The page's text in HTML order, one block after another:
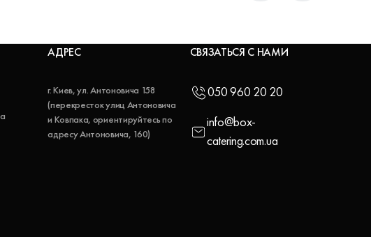
АДРЕС
г. Киев, ул. Антоновича 158
(перекресток улиц Антоновича
и Ковпака, ориентируйтесь по
адресу Антоновича, 160)
СВЯЗАТЬСЯ С НАМИ
050 960 20 20
info@box-
catering.com.ua